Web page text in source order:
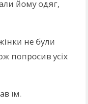
йому одяг,
не були
попросив усіх
їм.